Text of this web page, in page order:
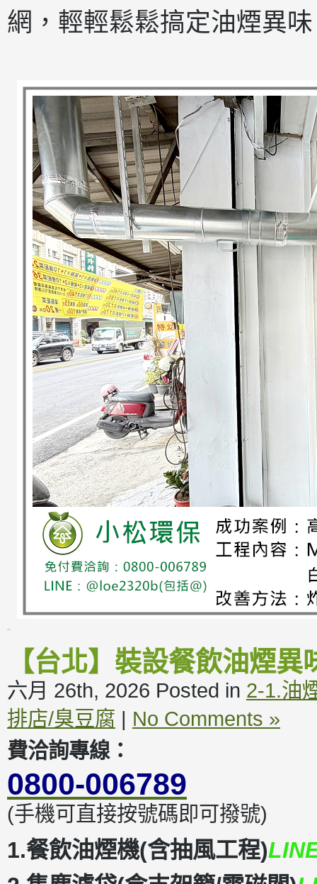
網，輕輕鬆鬆搞定油煙異
【台北】裝設餐飲油煙
六月 26th, 2026 Posted in 2-1.油
排店/臭豆腐 | No Comments »
費洽詢專線：
0800-006789
(手機可直接按號碼即可撥號)
1.餐飲油煙機(含抽風工程)